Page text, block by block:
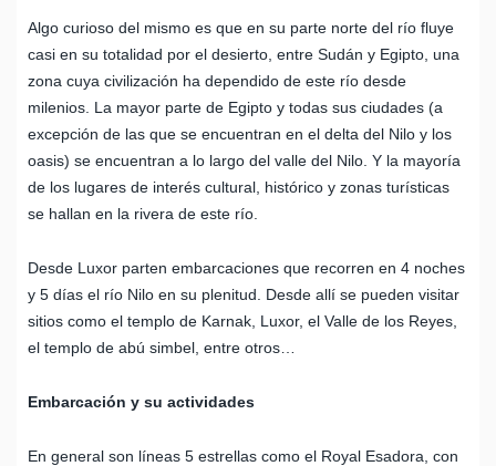
Algo curioso del mismo es que en su parte norte del río fluye
casi en su totalidad por el desierto, entre Sudán y Egipto, una
zona cuya civilización ha dependido de este río desde
milenios. La mayor parte de Egipto y todas sus ciudades (a
excepción de las que se encuentran en el delta del Nilo y los
oasis) se encuentran a lo largo del valle del Nilo. Y la mayoría
de los lugares de interés cultural, histórico y zonas turísticas
se hallan en la rivera de este río.
Desde Luxor parten embarcaciones que recorren en 4 noches
y 5 días el río Nilo en su plenitud. Desde allí se pueden visitar
sitios como el templo de Karnak, Luxor, el Valle de los Reyes,
el templo de abú simbel, entre otros…
Embarcación y su actividades
En general son líneas 5 estrellas como el Royal Esadora, con